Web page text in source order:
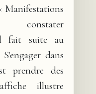
Manifestations
constater
fait suite au
dans
prendre des
illustre